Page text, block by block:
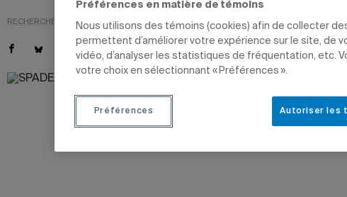
RECHERCHE SCIENCES ÉTUDIANTS PROFESSEURS
Préférences en matière de témoins
Nous utilisons des témoins (cookies) afin de collecter
permettent d’améliorer votre expérience sur le site, de
vidéo, d’analyser les statistiques de fréquentation, etc.
votre choix en sélectionnant « Préférences ».
Autoriser les
Préférences